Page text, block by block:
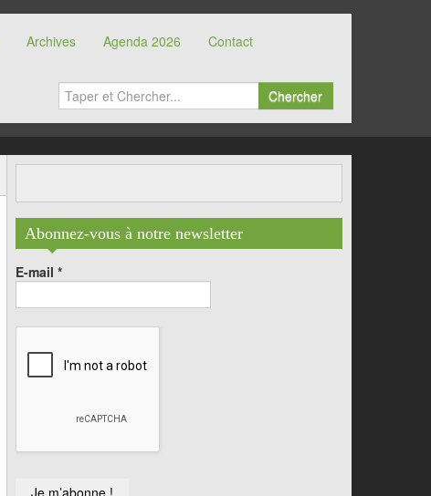
Archives Agenda 2026 Contact
Chercher
Abonnez-vous à notre newsletter
E-mail *